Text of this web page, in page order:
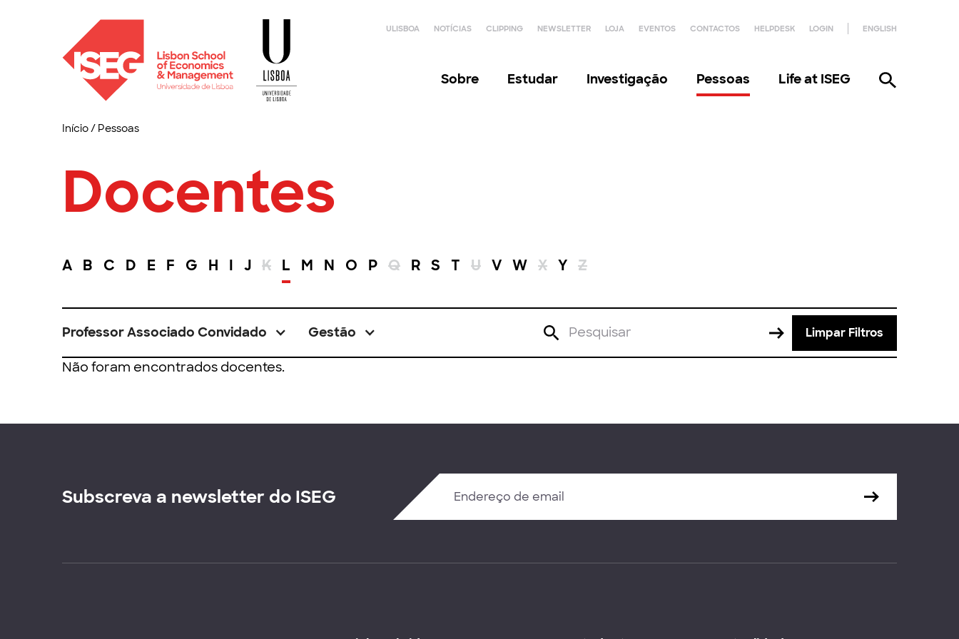
ULISBOA NOTÍCIAS CLIPPING NEWSLETTER LOJA EVENTOS CONTACTOS HELPDESK LOGIN ENGLISH
Sobre Estudar Investigação Pessoas Life at ISEG
Início/ Pessoas
Docentes
A B C D E F G H I J K L M N O P Q R S T U V W X Y Z
Professor Associado Convidado Gestão Limpar Filtros
Não foram encontrados docentes.
Subscreva a newsletter do ISEG